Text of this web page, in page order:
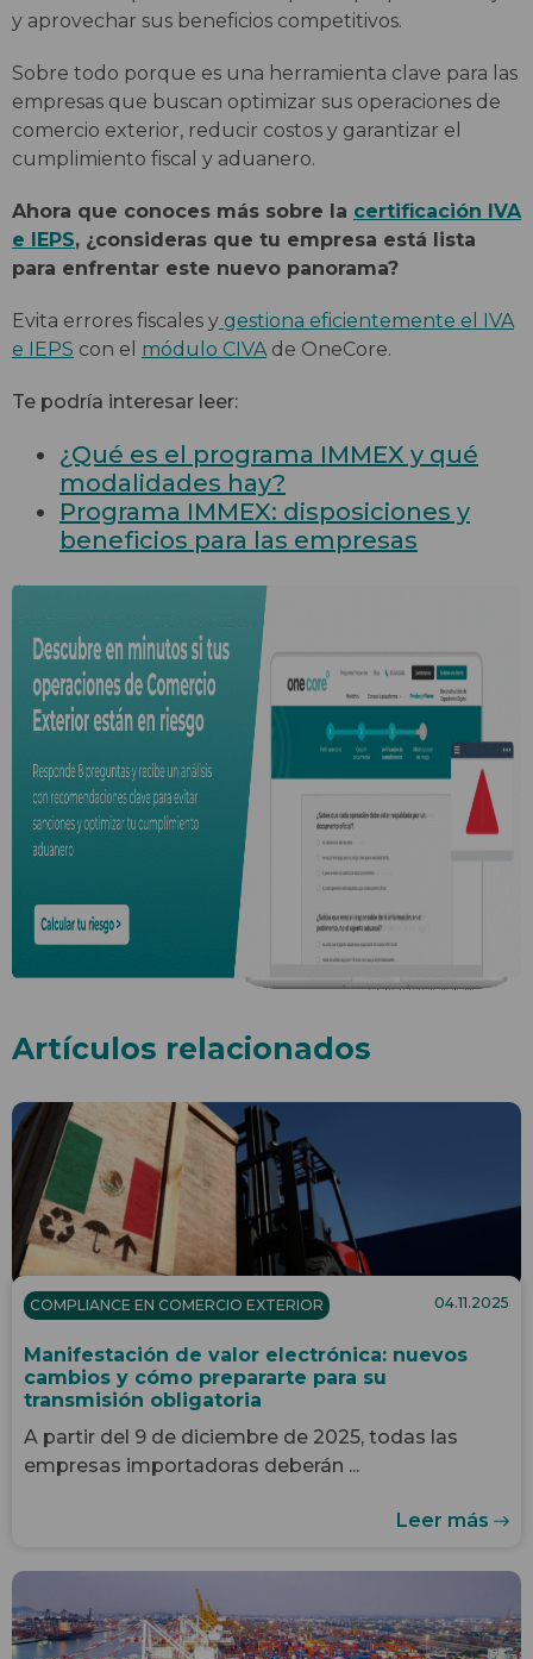
y aprovechar sus beneficios competitivos.
Sobre todo porque es una herramienta clave para las
empresas que buscan optimizar sus operaciones de
comercio exterior, reducir costos y garantizar el
cumplimiento fiscal y aduanero.
Ahora que conoces más sobre la certificación IVA
e IEPS, ¿consideras que tu empresa está lista
para enfrentar este nuevo panorama?
Evita errores fiscales y gestiona eficientemente el IVA
e IEPS con el módulo CIVAde OneCore.
Te podría interesar leer:
¿Qué es el programa IMMEX y qué
modalidades hay?
Programa IMMEX: disposiciones y
beneficios para las empresas
Artículos relacionados
COMPLIANCE EN COMERCIO EXTERIOR 04.11.2025
Manifestación de valor electrónica: nuevos
cambios y cómo prepararte para su
transmisión obligatoria
A partir del 9 de diciembre de 2025, todas las
empresas importadoras deberán ...
Leer más